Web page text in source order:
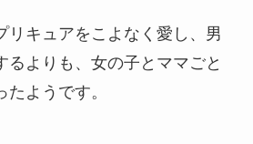
リキュアをこよなく愛し、男
るよりも、女の子とママごと
ようです。